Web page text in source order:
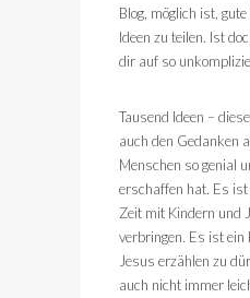
Blog, möglich ist,
Ideen zu teilen. Ist
dir auf so
Tausend Ideen –
auch den Gedanken
Menschen so genial
erschaffen hat. Es
Zeit mit Kindern und
verbringen. Es ist ein
Jesus erzählen zu
auch nicht immer